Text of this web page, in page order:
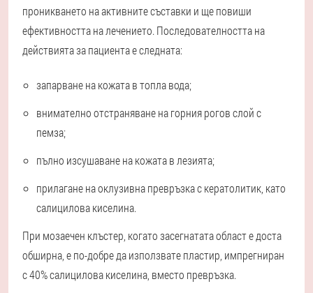
проникването на активните съставки и ще повиши
ефективността на лечението. Последователността на
действията за пациента е следната:
запарване на кожата в топла вода;
внимателно отстраняване на горния рогов слой с
пемза;
пълно изсушаване на кожата в лезията;
прилагане на оклузивна превръзка с кератолитик, като
салицилова киселина.
При мозаечен клъстер, когато засегнатата област е доста
обширна, е по-добре да използвате пластир, импрегниран
с 40% салицилова киселина, вместо превръзка.